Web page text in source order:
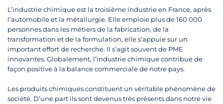
L’industrie chimique est la troisième industrie en France, après
l’automobile et la métallurgie. Elle emploie plus de 160 000
personnes dans les métiers de la fabrication, de la
transformation et de la formulation, elle s’appuie sur un
important effort de recherche. Il s’agit souvent de PME
innovantes. Globalement, l’industrie chimique contribue de
façon positive à la balance commerciale de notre pays.
Les produits chimiques constituent un véritable phénomène de
société. D’une part ils sont devenus très présents dans notre vie